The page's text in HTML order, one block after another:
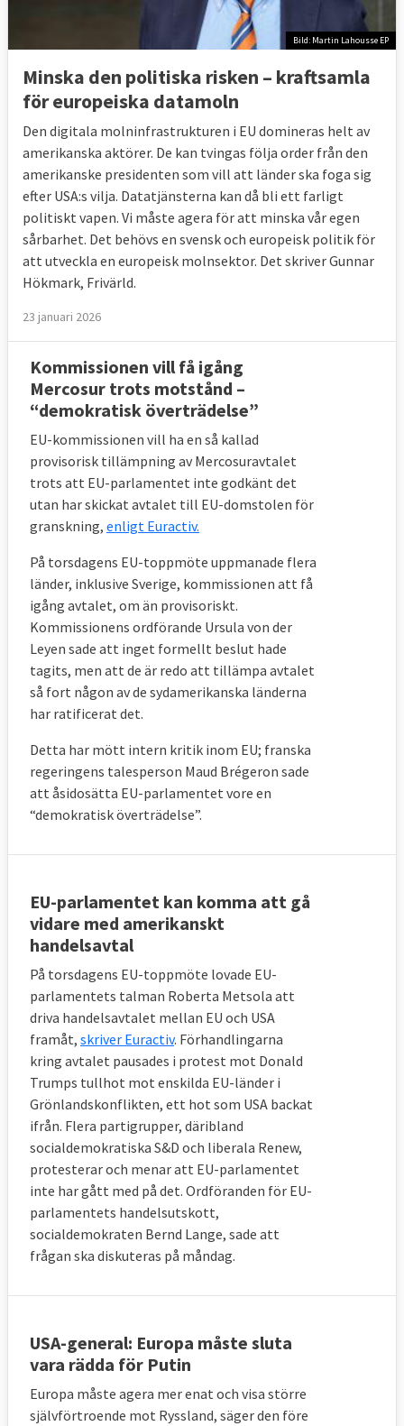
Bild: Martin Lahousse EP
Minska den politiska risken – kraftsamla
för europeiska datamoln
Den digitala molninfrastrukturen i EU domineras helt av
amerikanska aktörer. De kan tvingas följa order från den
amerikanske presidenten som vill att länder ska foga sig
efter USA:s vilja. Datatjänsterna kan då bli ett farligt
politiskt vapen. Vi måste agera för att minska vår egen
sårbarhet. Det behövs en svensk och europeisk politik för
att utveckla en europeisk molnsektor. Det skriver Gunnar
Hökmark, Frivärld.
23 januari 2026
Kommissionen vill få igång
Mercosur trots motstånd –
“demokratisk överträdelse”
EU-kommissionen vill ha en så kallad
provisorisk tillämpning av Mercosuravtalet
trots att EU-parlamentet inte godkänt det
utan har skickat avtalet till EU-domstolen för
granskning, enligt Euractiv.
På torsdagens EU-toppmöte uppmanade flera
länder, inklusive Sverige, kommissionen att få
igång avtalet, om än provisoriskt.
Kommissionens ordförande Ursula von der
Leyen sade att inget formellt beslut hade
tagits, men att de är redo att tillämpa avtalet
så fort någon av de sydamerikanska länderna
har ratificerat det.
Detta har mött intern kritik inom EU; franska
regeringens talesperson Maud Brégeron sade
att åsidosätta EU-parlamentet vore en
“demokratisk överträdelse”.
EU-parlamentet kan komma att gå
vidare med amerikanskt
handelsavtal
På torsdagens EU-toppmöte lovade EU-
parlamentets talman Roberta Metsola att
driva handelsavtalet mellan EU och USA
framåt, skriver Euractiv. Förhandlingarna
kring avtalet pausades i protest mot Donald
Trumps tullhot mot enskilda EU-länder i
Grönlandskonflikten, ett hot som USA backat
ifrån. Flera partigrupper, däribland
socialdemokratiska S&D och liberala Renew,
protesterar och menar att EU-parlamentet
inte har gått med på det. Ordföranden för EU-
parlamentets handelsutskott,
socialdemokraten Bernd Lange, sade att
frågan ska diskuteras på måndag.
USA-general: Europa måste sluta
vara rädda för Putin
Europa måste agera mer enat och visa större
självförtroende mot Ryssland, säger den före